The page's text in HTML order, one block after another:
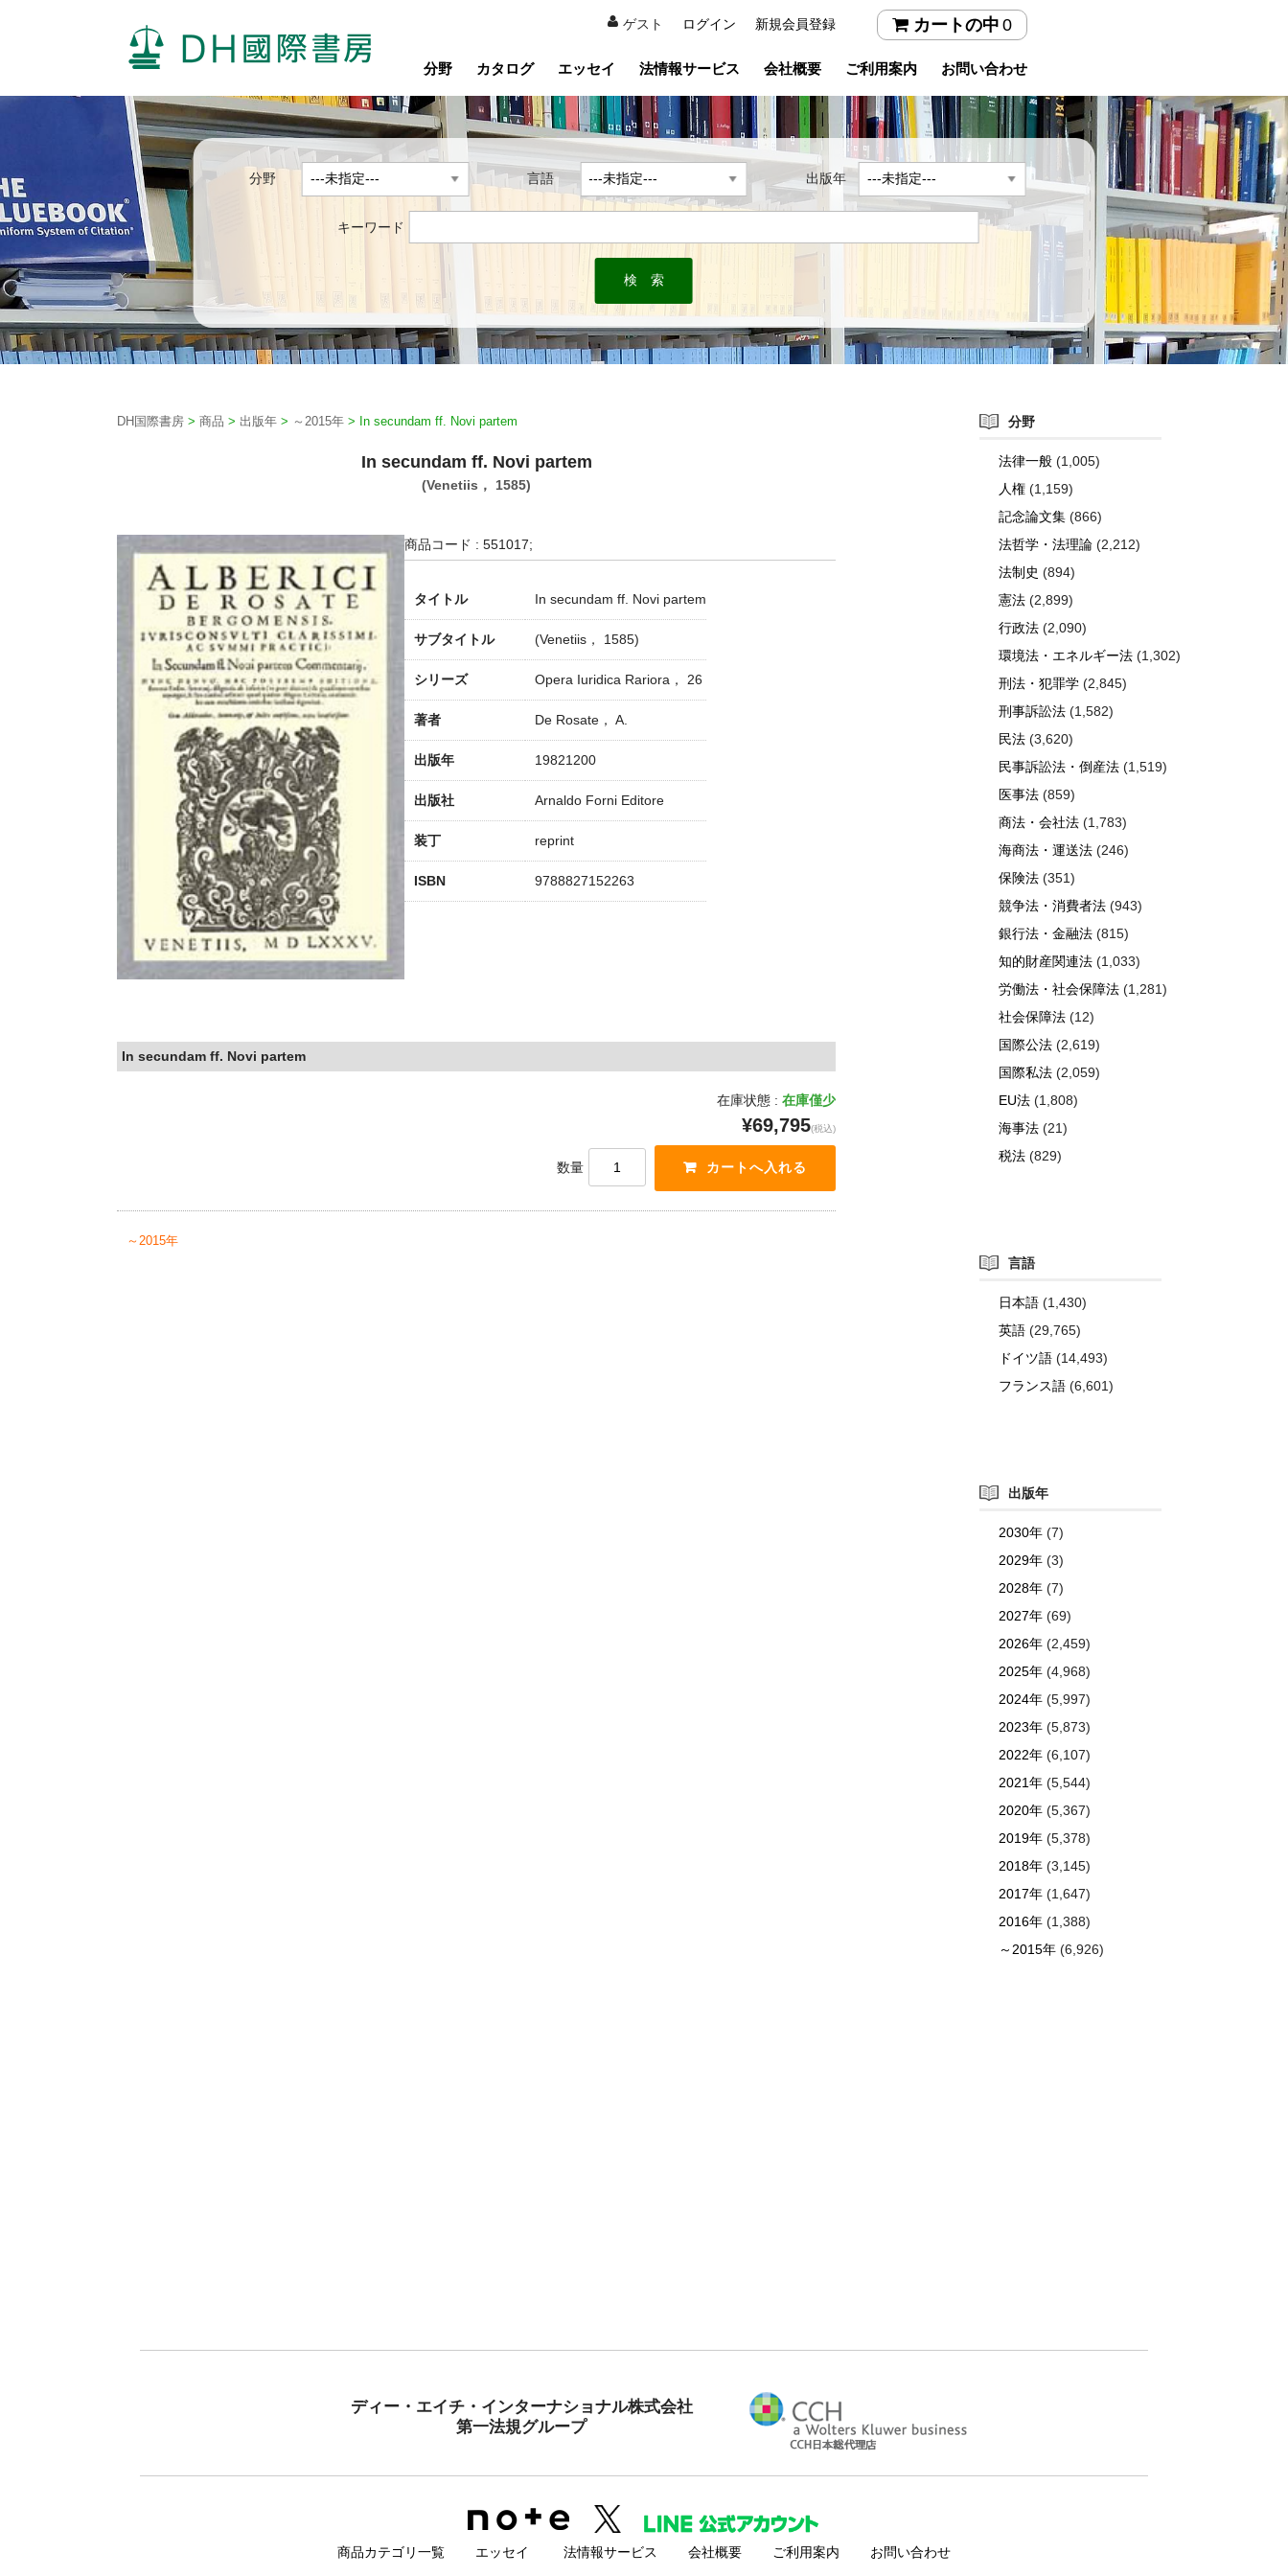
ゲスト ログイン 新規会員登録 カートの中 0
分野 カタログ エッセイ 法情報サービス 会社概要 ご利用案内 お問い合わせ
分野 言語 出版年
キーワード
DH国際書房 > 商品 > 出版年 > ～2015年 > In secundam ff. Novi partem
In secundam ff. Novi partem
(Venetiis， 1585)
商品コード : 551017;
タイトル In secundam ff. Novi partem
サブタイトル (Venetiis， 1585)
シリーズ Opera Iuridica Rariora， 26
著者 De Rosate， A.
出版年 19821200
出版社 Arnaldo Forni Editore
装丁 reprint
ISBN 9788827152263
In secundam ff. Novi partem
在庫状態 : 在庫僅少
¥69,795(税込)
数量
～2015年
分野
法律一般 (1,005)
人権 (1,159)
記念論文集 (866)
法哲学・法理論 (2,212)
法制史 (894)
憲法 (2,899)
行政法 (2,090)
環境法・エネルギー法 (1,302)
刑法・犯罪学 (2,845)
刑事訴訟法 (1,582)
民法 (3,620)
民事訴訟法・倒産法 (1,519)
医事法 (859)
商法・会社法 (1,783)
海商法・運送法 (246)
保険法 (351)
競争法・消費者法 (943)
銀行法・金融法 (815)
知的財産関連法 (1,033)
労働法・社会保障法 (1,281)
社会保障法 (12)
国際公法 (2,619)
国際私法 (2,059)
EU法 (1,808)
海事法 (21)
税法 (829)
言語
日本語 (1,430)
英語 (29,765)
ドイツ語 (14,493)
フランス語 (6,601)
出版年
2030年 (7)
2029年 (3)
2028年 (7)
2027年 (69)
2026年 (2,459)
2025年 (4,968)
2024年 (5,997)
2023年 (5,873)
2022年 (6,107)
2021年 (5,544)
2020年 (5,367)
2019年 (5,378)
2018年 (3,145)
2017年 (1,647)
2016年 (1,388)
～2015年 (6,926)
ディー・エイチ・インターナショナル株式会社
第一法規グループ
商品カテゴリ一覧 エッセイ 法情報サービス 会社概要 ご利用案内 お問い合わせ